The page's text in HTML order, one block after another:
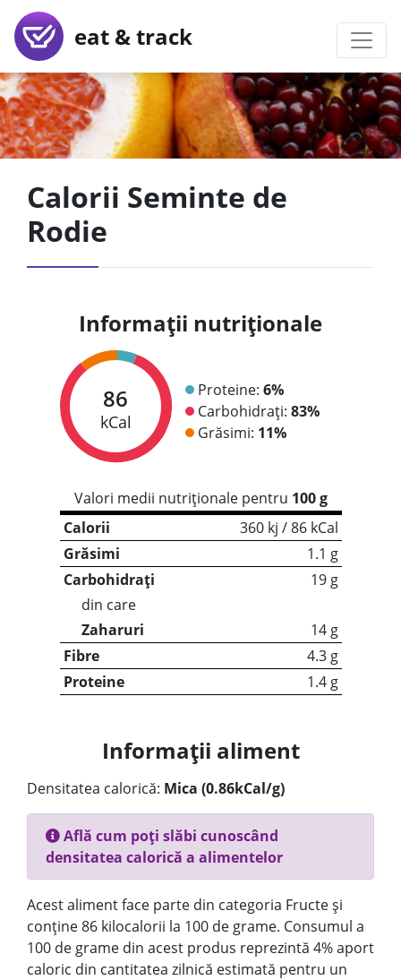
eat & track
Calorii Seminte de
Rodie
Informații nutriționale
86
kCal
Proteine: 6%
Carbohidrați: 83%
Grăsimi: 11%
Valori medii nutriționale pentru 100 g
Calorii
360 kj / 86 kCal
Grăsimi
1.1 g
Carbohidrați
19 g
din care
Zaharuri
14 g
Fibre
4.3 g
Proteine
1.4 g
Informații aliment
Densitatea calorică: Mica (0.86kCal/g)
Află cum poți slăbi cunoscând
densitatea calorică a alimentelor
Acest aliment face parte din categoria Fructe și
conține 86 kilocalorii la 100 de grame. Consumul a
100 de grame din acest produs reprezintă 4% aport
caloric din cantitatea zilnică estimată pentru un